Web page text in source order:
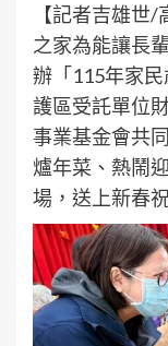
【記者吉雄世
之家為能讓長
辦「115年家
護區受託單位
事業基金會共
爐年菜、熱鬧
場，送上新春